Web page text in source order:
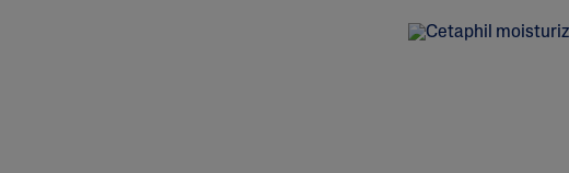
Trądzik Różowaty